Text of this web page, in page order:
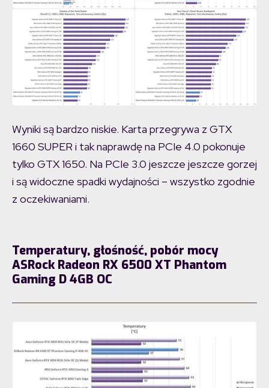
Wyniki są bardzo niskie. Karta przegrywa z GTX
1660 SUPER i tak naprawdę na PCIe 4.0 pokonuje
tylko GTX 1650. Na PCIe 3.0 jeszcze jeszcze gorzej
i są widoczne spadki wydajności – wszystko zgodnie
z oczekiwaniami.
Temperatury, głośność, pobór mocy
ASRock Radeon RX 6500 XT Phantom
Gaming D 4GB OC